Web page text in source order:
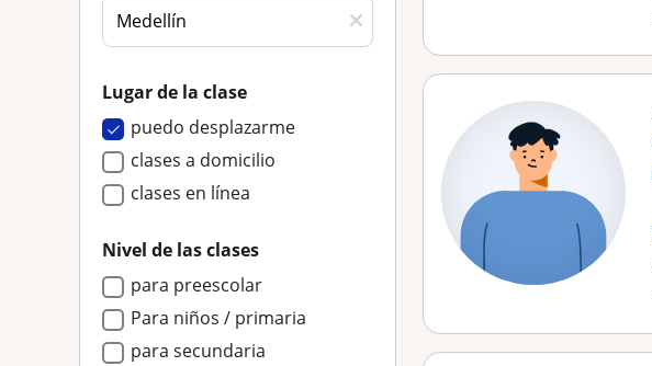
Lugar de la clase
puedo desplazarme
clases a domicilio
clases en línea
Nivel de las clases
para preescolar
Para niños / primaria
para secundaria